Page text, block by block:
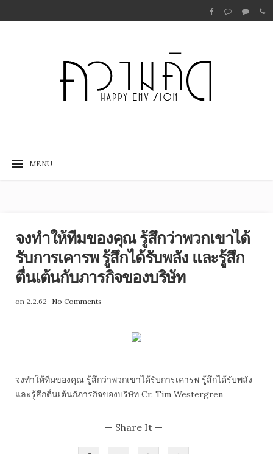
จงทำให้ทีมของคุณ รู้สึกว่าพวกเขาได้
รับการเคารพ รู้สึกได้รับพลัง และรู้สึก
ตื่นเต้นกับภารกิจของบริษัท
on 2.2.62 No Comments
จงทำให้ทีมของคุณ รู้สึกว่าพวกเขาได้รับการเคารพ รู้สึกได้รับพลัง
และรู้สึกตื่นเต้นกัภารกิจของบริษัท Cr. Tim Westergren
— Share It —